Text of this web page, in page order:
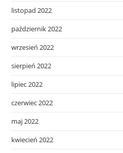
listopad 2022
październik 2022
wrzesień 2022
sierpień 2022
lipiec 2022
czerwiec 2022
maj 2022
kwiecień 2022